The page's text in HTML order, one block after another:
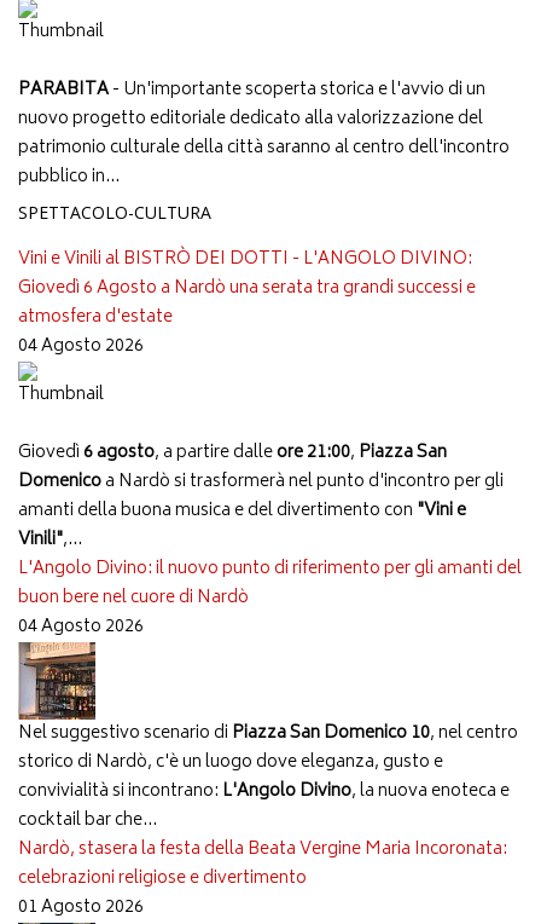
PARABITA- Un'importante scoperta storica e l'avvio di un
nuovo progetto editoriale dedicato alla valorizzazione del
patrimonio culturale della città saranno al centro dell'incontro
pubblico in...
SPETTACOLO-CULTURA
Vini e Vinili al BISTRÒ DEI DOTTI - L'ANGOLO DIVINO:
Giovedì 6 Agosto a Nardò una serata tra grandi successi e
atmosfera d'estate
04 Agosto 2026
Giovedì 6 agosto, a partire dalleore 21:00, Piazza San
Domenicoa Nardò si trasformerà nel punto d'incontro per gli
amanti della buona musica e del divertimento con "Vini e
Vinili",...
L'Angolo Divino: il nuovo punto di riferimento per gli amanti del
buon bere nel cuore di Nardò
04 Agosto 2026
Nel suggestivo scenario di Piazza San Domenico 10, nel centro
storico di Nardò, c'è un luogo dove eleganza, gusto e
convivialità si incontrano: L'Angolo Divino, la nuova enoteca e
cocktail bar che...
Nardò, stasera la festa della Beata Vergine Maria Incoronata:
celebrazioni religiose e divertimento
01 Agosto 2026